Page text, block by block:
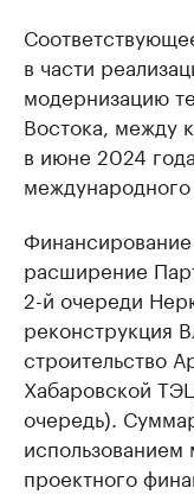
в части
модернизацию
Востока, между
в июне 2024
расширение
2-й очереди
реконструкция
строительство
Хабаровской
очередь).
проектного